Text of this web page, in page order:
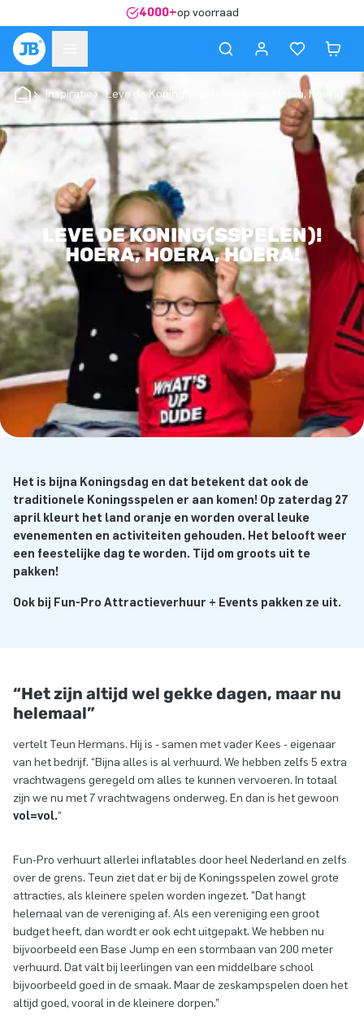
4000+op voorraad
Inspiratie Leve de Koning(sspelen)! Hoera, Hoera, Hoera!
LEVE DE KONING(SSPELEN)!
HOERA, HOERA, HOERA!
Het is bijna Koningsdag en dat betekent dat ook de
traditionele Koningsspelen er aan komen! Op zaterdag 27
april kleurt het land oranje en worden overal leuke
evenementen en activiteiten gehouden. Het belooft weer
een feestelijke dag te worden. Tijd om groots uit te
pakken!
Ook bij Fun-Pro Attractieverhuur + Events pakken ze uit.
“Het zijn altijd wel gekke dagen, maar nu
helemaal”
vertelt Teun Hermans. Hij is - samen met vader Kees - eigenaar
van het bedrijf. “Bijna alles is al verhuurd. We hebben zelfs 5 extra
vrachtwagens geregeld om alles te kunnen vervoeren. In totaal
zijn we nu met 7 vrachtwagens onderweg. En dan is het gewoon
vol=vol.”
Fun-Pro verhuurt allerlei inflatables door heel Nederland en zelfs
over de grens. Teun ziet dat er bij de Koningsspelen zowel grote
attracties, als kleinere spelen worden ingezet. "Dat hangt
helemaal van de vereniging af. Als een vereniging een groot
budget heeft, dan wordt er ook echt uitgepakt. We hebben nu
bijvoorbeeld een Base Jump en een stormbaan van 200 meter
verhuurd. Dat valt bij leerlingen van een middelbare school
bijvoorbeeld goed in de smaak. Maar de zeskampspelen doen het
altijd goed, vooral in de kleinere dorpen.”